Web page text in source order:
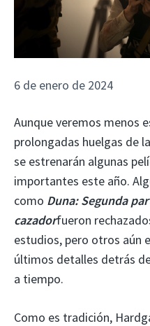
6 de enero de 2024
Aunque veremos menos
prolongadas huelgas de
se estrenarán algunas
importantes este año.
como Duna: Segunda
cazadorfueron
estudios, pero otros aún
últimos detalles detrás
a tiempo.
Como es tradición,